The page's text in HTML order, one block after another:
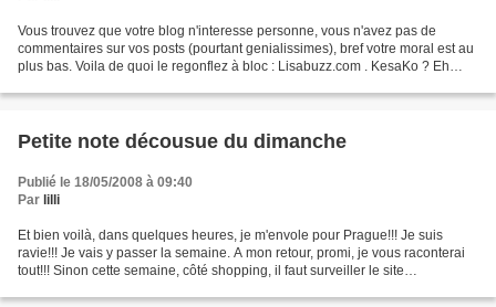
Vous trouvez que votre blog n'interesse personne, vous n'avez pas de
commentaires sur vos posts (pourtant genialissimes), bref votre moral est au
plus bas. Voila de quoi le regonflez à bloc : Lisabuzz.com . KesaKo ? Eh
Petite note décousue du dimanche
Publié le 18/05/2008 à 09:40
Par lilli
Et bien voilà, dans quelques heures, je m'envole pour Prague!!! Je suis
ravie!!! Je vais y passer la semaine. A mon retour, promi, je vous raconterai
tout!!! Sinon cette semaine, côté shopping, il faut surveiller le site